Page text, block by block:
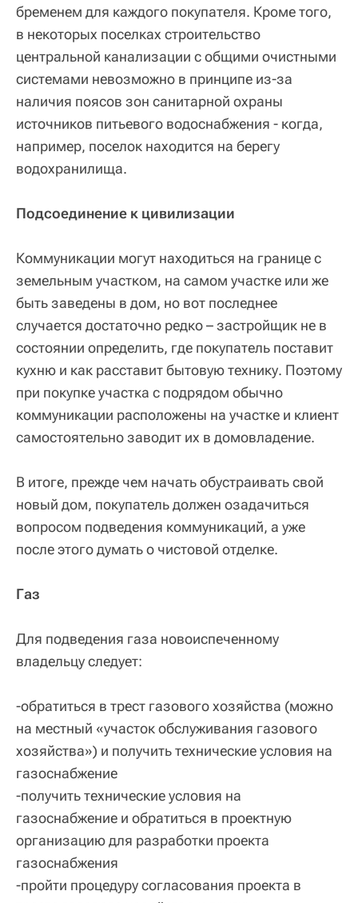
бременем для каждого покупателя. Кроме того,
в некоторых поселках строительство
центральной канализации с общими очистными
системами невозможно в принципе из-за
наличия поясов зон санитарной охраны
источников питьевого водоснабжения - когда,
например, поселок находится на берегу
водохранилища.
Подсоединение к цивилизации
Коммуникации могут находиться на границе с
земельным участком, на самом участке или же
быть заведены в дом, но вот последнее
случается достаточно редко – застройщик не в
состоянии определить, где покупатель поставит
кухню и как расставит бытовую технику. Поэтому
при покупке участка с подрядом обычно
коммуникации расположены на участке и клиент
самостоятельно заводит их в домовладение.
В итоге, прежде чем начать обустраивать свой
новый дом, покупатель должен озадачиться
вопросом подведения коммуникаций, а уже
после этого думать о чистовой отделке.
Газ
Для подведения газа новоиспеченному
владельцу следует:
-обратиться в трест газового хозяйства (можно
на местный «участок обслуживания газового
хозяйства») и получить технические условия на
газоснабжение
-получить технические условия на
газоснабжение и обратиться в проектную
организацию для разработки проекта
газоснабжения
-пройти процедуру согласования проекта в